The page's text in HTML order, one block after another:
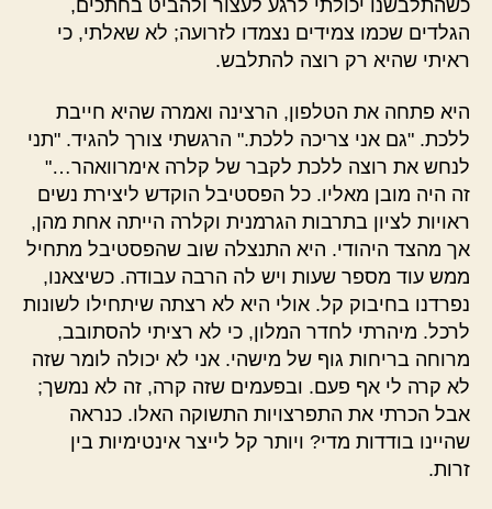
כשהתלבשנו יכולתי לרגע לעצור ולהביט בחתכים,
הגלדים שכמו צמידים נצמדו לזרועה; לא שאלתי, כי
ראיתי שהיא רק רוצה להתלבש.
היא פתחה את הטלפון, הרצינה ואמרה שהיא חייבת
ללכת. "גם אני צריכה ללכת." הרגשתי צורך להגיד. "תני
לנחש את רוצה ללכת לקבר של קלרה אימרוואהר…"
זה היה מובן מאליו. כל הפסטיבל הוקדש ליצירת נשים
ראויות לציון בתרבות הגרמנית וקלרה הייתה אחת מהן,
אך מהצד היהודי. היא התנצלה שוב שהפסטיבל מתחיל
ממש עוד מספר שעות ויש לה הרבה עבודה. כשיצאנו,
נפרדנו בחיבוק קל. אולי היא לא רצתה שיתחילו לשונות
לרכל. מיהרתי לחדר המלון, כי לא רציתי להסתובב,
מרוחה בריחות גוף של מישהי. אני לא יכולה לומר שזה
לא קרה לי אף פעם. ובפעמים שזה קרה, זה לא נמשך;
אבל הכרתי את התפרצויות התשוקה האלו. כנראה
שהיינו בודדות מדי? ויותר קל לייצר אינטימיות בין
זרות.